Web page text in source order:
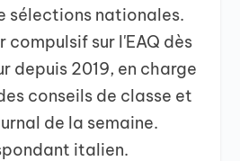
sélections nationales.
compulsif sur l'EAQ dès
depuis 2019, en charge
conseils de classe et
de la semaine.
italien.